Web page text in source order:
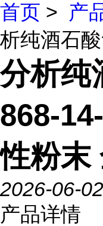
首页 > 产
析纯酒石
分析纯
868-
性粉末
2026-06-02
产品详情